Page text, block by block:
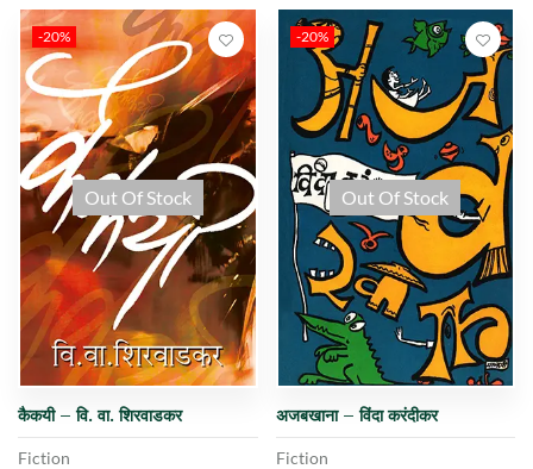
-20%
Out Of Stock
कैकयी – वि. वा. शिरवाडकर
Fiction
-20%
Out Of Stock
अजबखाना – विंदा करंदीकर
Fiction